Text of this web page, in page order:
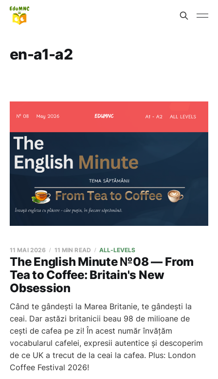
en-a1-a2
The English Minute №08 — From
Tea to Coffee: Britain's New
Obsession
11 MAI 2026 11 MIN READ ALL-LEVELS
Când te gândești la Marea Britanie, te gândești la
ceai. Dar astăzi britanicii beau 98 de milioane de
cești de cafea pe zi! În acest număr învățăm
vocabularul cafelei, expresii autentice și descoperim
de ce UK a trecut de la ceai la cafea. Plus: London
Coffee Festival 2026!